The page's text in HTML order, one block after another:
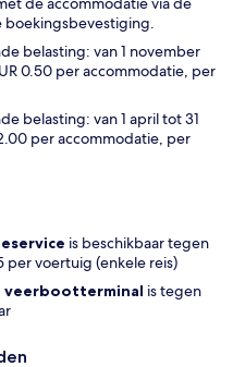
boekingsbevestiging.
belasting: van 1 november
0.50 per accommodatie, per
belasting: van 1 april tot 31
per accommodatie, per
is beschikbaar tegen
per voertuig (enkele reis)
veerbootterminal is tegen